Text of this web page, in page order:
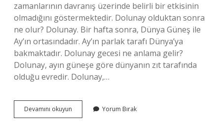
zamanlarının davranış üzerinde belirli bir etkisinin
olmadığını göstermektedir. Dolunay olduktan sonra
ne olur? Dolunay. Bir hafta sonra, Dünya Güneş ile
Ay’ın ortasındadır. Ay’ın parlak tarafı Dünya’ya
bakmaktadır. Dolunay gecesi ne anlama gelir?
Dolunay, ayın güneşe göre dünyanın zıt tarafında
olduğu evredir. Dolunay,…
Devamını okuyun Dolunay
Çıktığında
Yorum Bırak